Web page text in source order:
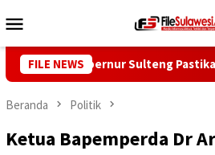
ke
Mobile
FILE NEWS
Gubernur Sulteng Pastikan
Beranda Politik
Ketua Bapemperda Dr